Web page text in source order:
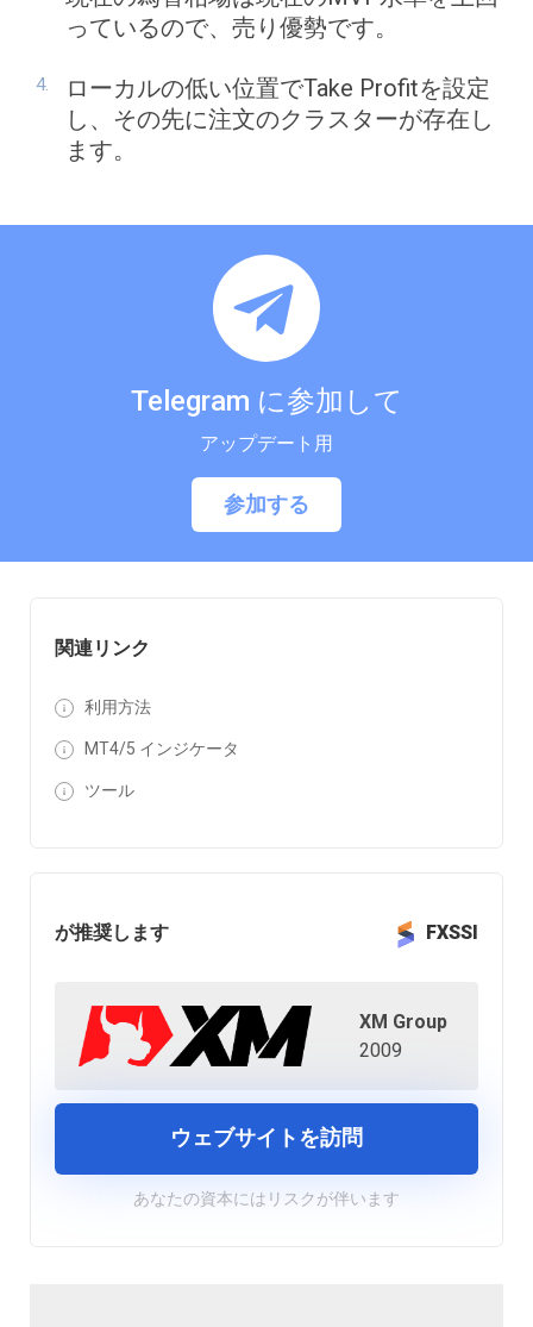
関連リンク
利用方法
MT4/5 インジケータ
ツール
が推奨します FXSSI
XM Group
2009
ウェブサイトを訪問
あなたの資本にはリスクが伴います
っているので、売り優勢です。
ローカルの低い位置でTake Profitを設定
し、その先に注文のクラスターが存在し
ます。
Telegram に参加して
アップデート用
参加する